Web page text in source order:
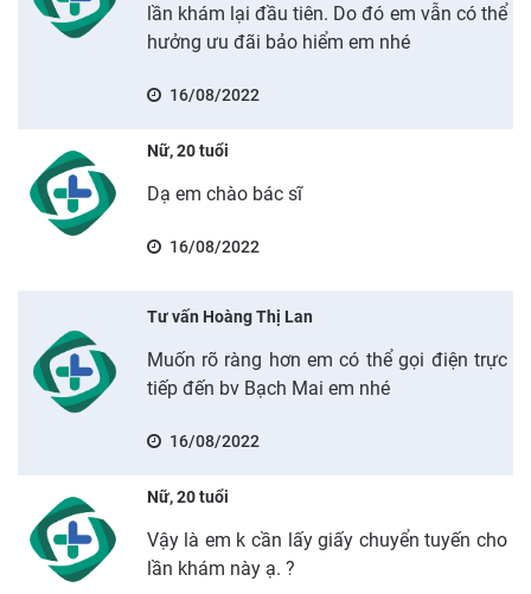
lần khám lại đầu tiên. Do đó em vẫn có thể
hưởng ưu đãi bảo hiểm em nhé
16/08/2022
Nữ, 20 tuổi
Dạ em chào bác sĩ
16/08/2022
Tư vấn Hoàng Thị Lan
Muốn rõ ràng hơn em có thể gọi điện trực
tiếp đến bv Bạch Mai em nhé
16/08/2022
Nữ, 20 tuổi
Vậy là em k cần lấy giấy chuyển tuyến cho
lần khám này ạ. ?